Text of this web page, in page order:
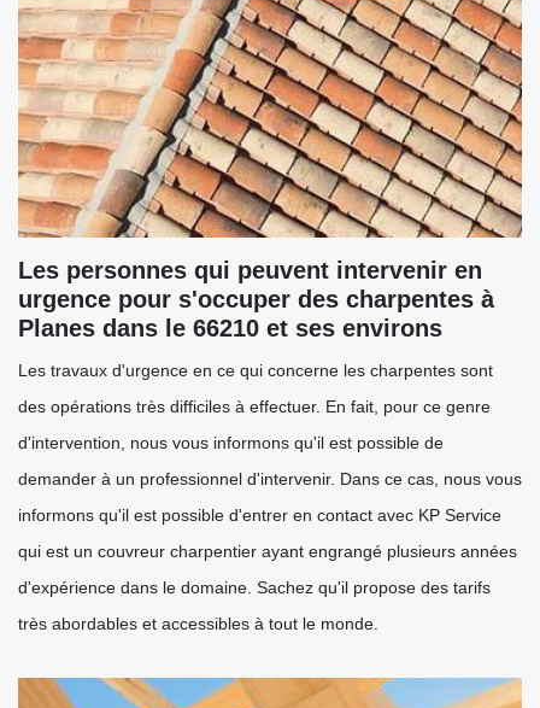
Les personnes qui peuvent intervenir en
urgence pour s'occuper des charpentes à
Planes dans le 66210 et ses environs
Les travaux d'urgence en ce qui concerne les charpentes sont
des opérations très difficiles à effectuer. En fait, pour ce genre
d'intervention, nous vous informons qu'il est possible de
demander à un professionnel d'intervenir. Dans ce cas, nous vous
informons qu'il est possible d'entrer en contact avec KP Service
qui est un couvreur charpentier ayant engrangé plusieurs années
d'expérience dans le domaine. Sachez qu'il propose des tarifs
très abordables et accessibles à tout le monde.